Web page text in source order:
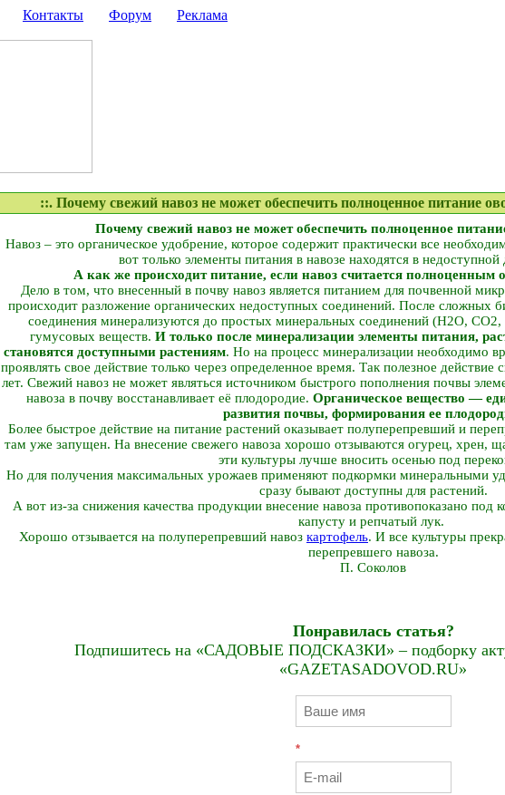
Контакты Форум
Реклама
::. Почему свежий навоз не может обеспечить полноценное питание
Почему свежий навоз не может обеспечить полноценное
Навоз – это органическое удобрение, которое содержит практически все
вот только элементы питания в навозе находятся в
А как же происходит питание, если навоз считается полноценным
Дело в том, что внесенный в почву навоз является питанием для почвенной
происходит разложение органических недоступных соединений. После сложных
соединения минерализуются до простых минеральных соединений (Н2О, СО2,
гумусовых веществ. И только после минерализации элементы питания,
становятся доступными растениям. Но на процесс минерализации необходимо
проявлять свое действие только через определенное время. Так полезное
лет. Свежий навоз не может являться источником быстрого пополнения почвы
навоза в почву восстанавливает её плодородие. Органическое вещество —
развития почвы, формирования ее
Более быстрое действие на питание растений оказывает полуперепревший и
там уже запущен. На внесение свежего навоза хорошо отзываются огурец, хрен,
эти культуры лучше вносить осенью под
Но для получения максимальных урожаев применяют подкормки минеральными
сразу бывают доступны для растений.
А вот из-за снижения качества продукции внесение навоза противопоказано
капусту и репчатый лук.
Хорошо отзывается на полуперепревший навоз картофель. И все культуры
перепревшего навоза.
П. Соколов
Понравилась статья?
Подпишитесь на «САДОВЫЕ ПОДСКАЗКИ» – подборку
«GAZETASADOVOD.RU»
*